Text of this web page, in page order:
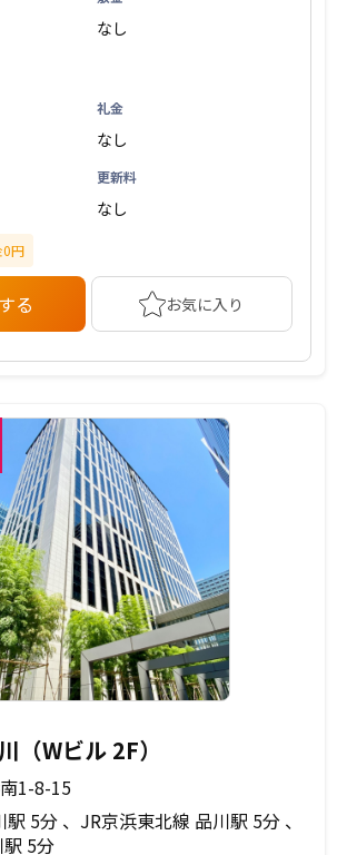
なし
礼金
なし
更新料
なし
0円
る お気に入り
（Wビル 2F）
1-8-15
駅 5分
JR京浜東北線 品川駅 5分
5分